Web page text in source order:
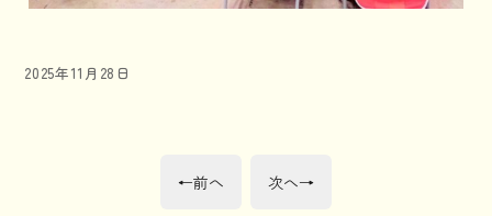
投
2025年11月28日
前
の
←前へ 次
の
次へ→